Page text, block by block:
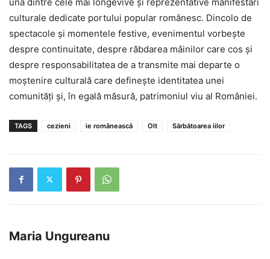
culturale dedicate portului popular românesc. Dincolo de
spectacole și momentele festive, evenimentul vorbește
despre continuitate, despre răbdarea mâinilor care cos și
despre responsabilitatea de a transmite mai departe o
moștenire culturală care definește identitatea unei
comunități și, în egală măsură, patrimoniul viu al României.
TAGS cezieni ie românească Olt Sărbătoarea iilor
Maria Ungureanu